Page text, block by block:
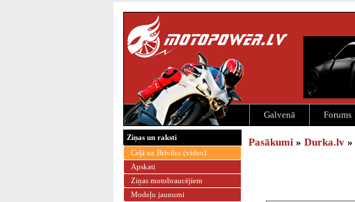
Galvenā Forums
Ziņas un raksti
Ceļā uz Brīvību (video)
Apskati
Ziņas motobraucējiem
Modeļu jaunumi
Pasākumi » Durka.lv »